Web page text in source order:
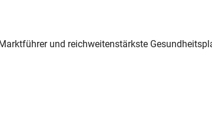
und reichweitenstärkste